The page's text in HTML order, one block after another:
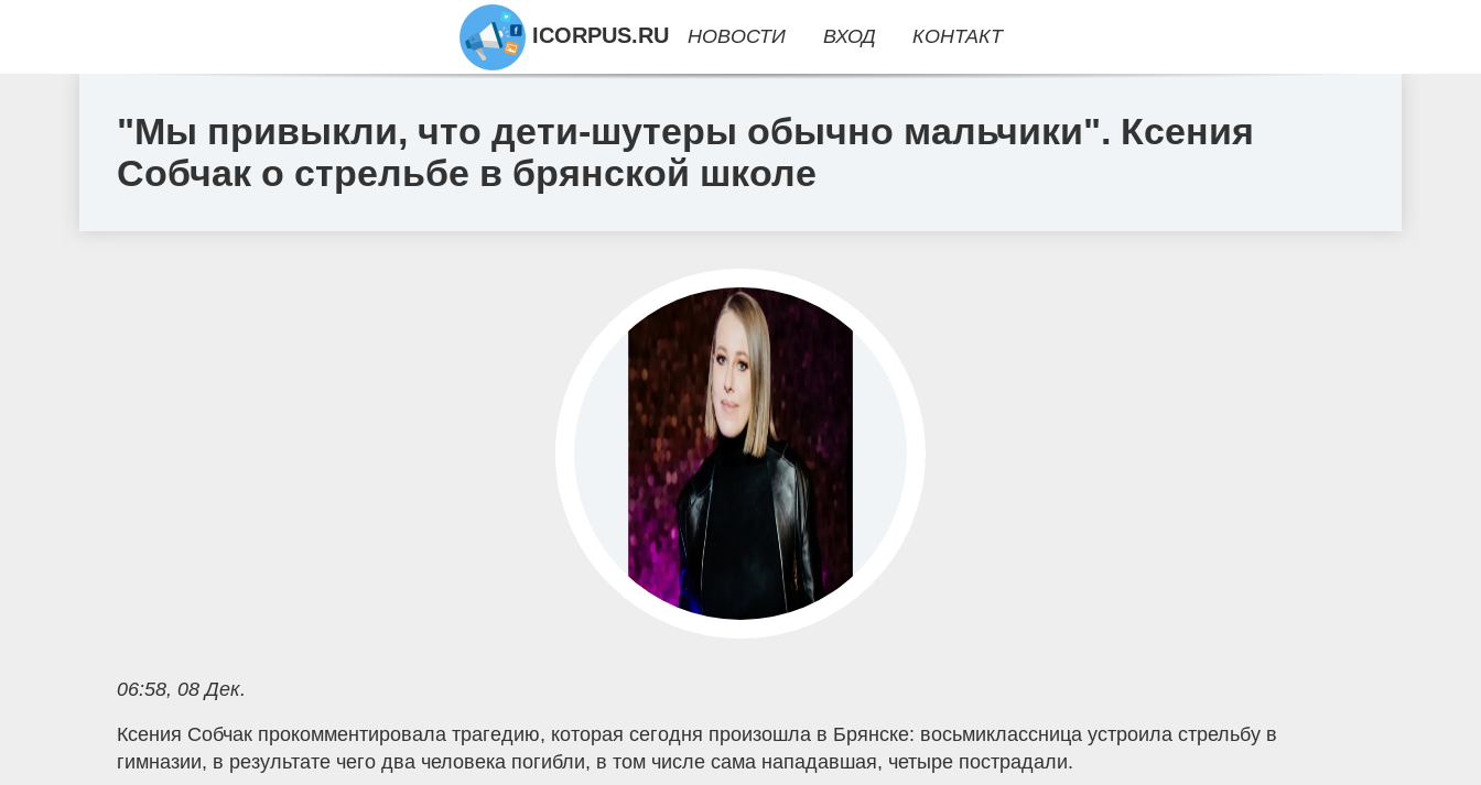
"Мы привыкли, что дети-шутеры обычно мальчики". Ксения
Собчак о стрельбе в брянской школе
06:58, 08 Дек.
Ксения Собчак прокомментировала трагедию, которая сегодня произошла в Брянске: восьмиклассница устроила стрельбу в
гимназии, в результате чего два человека погибли, в том числе сама нападавшая, четыре пострадали.
ICORPUS.RU НОВОСТИ ВХОД КОНТАКТ